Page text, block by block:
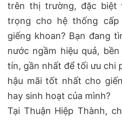
trên thị trường, đặc biệt
trọng cho hệ thống
giếng khoan? Bạn đang
nước ngầm hiệu quả,
tín, gần nhất để tối ưu chi
hậu mãi tốt nhất cho
hay sinh hoạt của mình?
Tại Thuận Hiệp Thành,